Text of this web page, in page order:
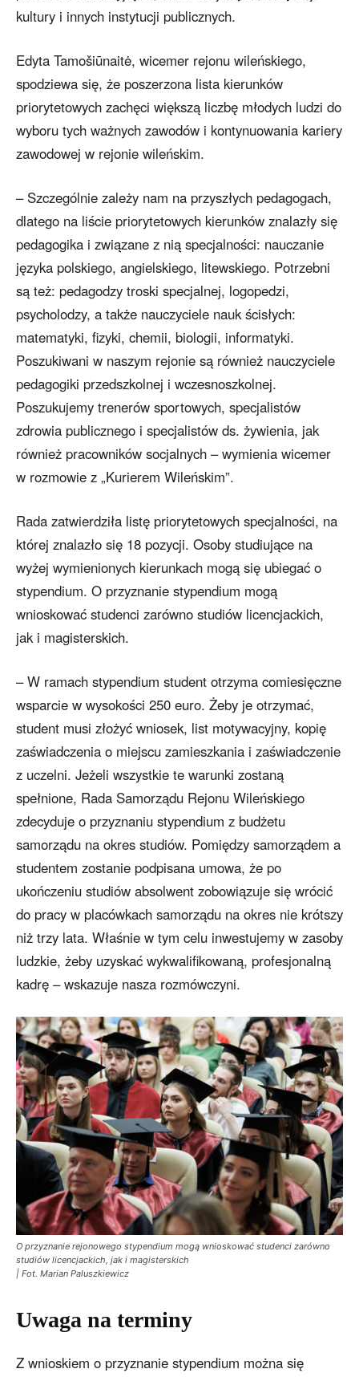
kultury i innych instytucji publicznych.
Edyta Tamošiūnaitė, wicemer rejonu wileńskiego,
spodziewa się, że poszerzona lista kierunków
priorytetowych zachęci większą liczbę młodych ludzi do
wyboru tych ważnych zawodów i kontynuowania kariery
zawodowej w rejonie wileńskim.
– Szczególnie zależy nam na przyszłych pedagogach,
dlatego na liście priorytetowych kierunków znalazły się
pedagogika i związane z nią specjalności: nauczanie
języka polskiego, angielskiego, litewskiego. Potrzebni
są też: pedagodzy troski specjalnej, logopedzi,
psycholodzy, a także nauczyciele nauk ścisłych:
matematyki, fizyki, chemii, biologii, informatyki.
Poszukiwani w naszym rejonie są również nauczyciele
pedagogiki przedszkolnej i wczesnoszkolnej.
Poszukujemy trenerów sportowych, specjalistów
zdrowia publicznego i specjalistów ds. żywienia, jak
również pracowników socjalnych – wymienia wicemer
w rozmowie z „Kurierem Wileńskim”.
Rada zatwierdziła listę priorytetowych specjalności, na
której znalazło się 18 pozycji. Osoby studiujące na
wyżej wymienionych kierunkach mogą się ubiegać o
stypendium. O przyznanie stypendium mogą
wnioskować studenci zarówno studiów licencjackich,
jak i magisterskich.
– W ramach stypendium student otrzyma comiesięczne
wsparcie w wysokości 250 euro. Żeby je otrzymać,
student musi złożyć wniosek, list motywacyjny, kopię
zaświadczenia o miejscu zamieszkania i zaświadczenie
z uczelni. Jeżeli wszystkie te warunki zostaną
spełnione, Rada Samorządu Rejonu Wileńskiego
zdecyduje o przyznaniu stypendium z budżetu
samorządu na okres studiów. Pomiędzy samorządem a
studentem zostanie podpisana umowa, że po
ukończeniu studiów absolwent zobowiązuje się wrócić
do pracy w placówkach samorządu na okres nie krótszy
niż trzy lata. Właśnie w tym celu inwestujemy w zasoby
ludzkie, żeby uzyskać wykwalifikowaną, profesjonalną
kadrę – wskazuje nasza rozmówczyni.
O przyznanie rejonowego stypendium mogą wnioskować studenci zarówno
studiów licencjackich, jak i magisterskich
| Fot. Marian Paluszkiewicz
Uwaga na terminy
Z wnioskiem o przyznanie stypendium można się